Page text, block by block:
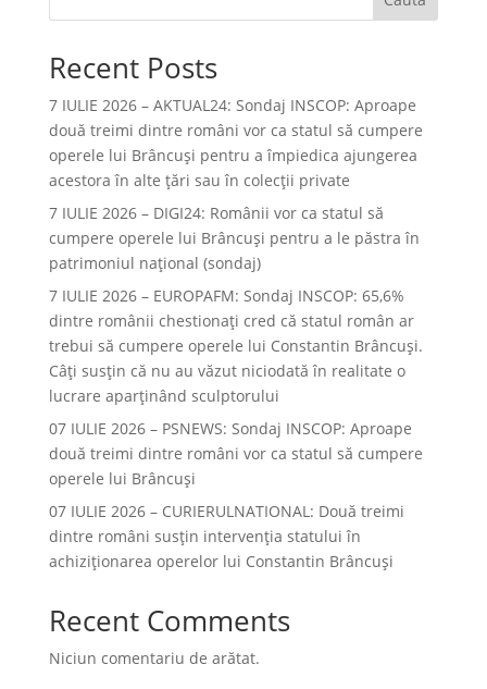
Recent Posts
7 IULIE 2026 – AKTUAL24: Sondaj INSCOP: Aproape
două treimi dintre români vor ca statul să cumpere
operele lui Brâncuşi pentru a împiedica ajungerea
acestora în alte ţări sau în colecţii private
7 IULIE 2026 – DIGI24: Românii vor ca statul să
cumpere operele lui Brâncuși pentru a le păstra în
patrimoniul național (sondaj)
7 IULIE 2026 – EUROPAFM: Sondaj INSCOP: 65,6%
dintre românii chestionați cred că statul român ar
trebui să cumpere operele lui Constantin Brâncuși.
Câți susțin că nu au văzut niciodată în realitate o
lucrare aparținând sculptorului
07 IULIE 2026 – PSNEWS: Sondaj INSCOP: Aproape
două treimi dintre români vor ca statul să cumpere
operele lui Brâncuși
07 IULIE 2026 – CURIERULNATIONAL: Două treimi
dintre români susțin intervenția statului în
achiziționarea operelor lui Constantin Brâncuși
Recent Comments
Niciun comentariu de arătat.